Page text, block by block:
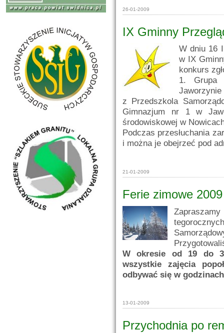
26-01-2009
IX Gminny
W dniu 16 I
w IX
konkurs
1. Grupa
z Przedszkola
Gimnazjum nr 1 w
środowiskowej w
Podczas przesłuchania
i można je obejrzeć pod
21-01-2009
Ferie zimowe 2009
W okresie od 19 do
wszystkie zajęcia
odbywać się w
13-01-2009
Przychodnia po